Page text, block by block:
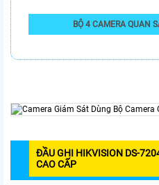
BỘ 4 CAMERA QUAN
ĐẦU GHI HIKVISION DS-
CAO CẤP